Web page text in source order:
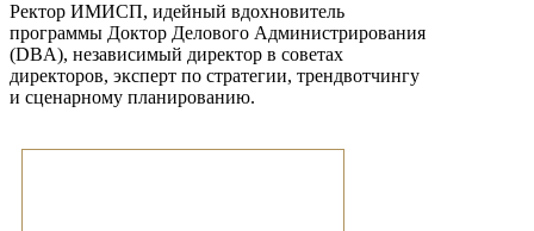
Ректор ИМИСП, идейный вдохновитель
программы Доктор Делового Администрирования
(DBA), независимый директор в советах
директоров, эксперт по стратегии, трендвотчингу
и сценарному планированию.